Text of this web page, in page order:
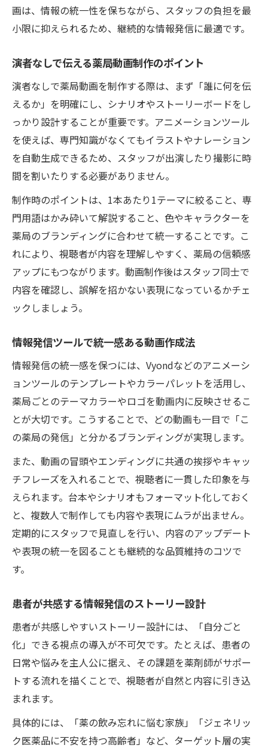
画は、情報の統一性を保ちながら、スタッフの負担を最
小限に抑えられるため、継続的な情報発信に最適です。
演者なしで伝える薬局動画制作のポイント
演者なしで薬局動画を制作する際は、まず「誰に何を伝
えるか」を明確にし、シナリオやストーリーボードをし
っかり設計することが重要です。アニメーションツール
を使えば、専門知識がなくてもイラストやナレーション
を自動生成できるため、スタッフが出演したり撮影に時
間を割いたりする必要がありません。
制作時のポイントは、1本あたり1テーマに絞ること、専
門用語はかみ砕いて解説すること、色やキャラクターを
薬局のブランディングに合わせて統一することです。こ
れにより、視聴者が内容を理解しやすく、薬局の信頼感
アップにもつながります。動画制作後はスタッフ同士で
内容を確認し、誤解を招かない表現になっているかチェ
ックしましょう。
情報発信ツールで統一感ある動画作成法
情報発信の統一感を保つには、Vyondなどのアニメーシ
ョンツールのテンプレートやカラーパレットを活用し、
薬局ごとのテーマカラーやロゴを動画内に反映させるこ
とが大切です。こうすることで、どの動画も一目で「こ
の薬局の発信」と分かるブランディングが実現します。
また、動画の冒頭やエンディングに共通の挨拶やキャッ
チフレーズを入れることで、視聴者に一貫した印象を与
えられます。台本やシナリオもフォーマット化しておく
と、複数人で制作しても内容や表現にムラが出ません。
定期的にスタッフで見直しを行い、内容のアップデート
や表現の統一を図ることも継続的な品質維持のコツで
す。
患者が共感する情報発信のストーリー設計
患者が共感しやすいストーリー設計には、「自分ごと
化」できる視点の導入が不可欠です。たとえば、患者の
日常や悩みを主人公に据え、その課題を薬剤師がサポー
トする流れを描くことで、視聴者が自然と内容に引き込
まれます。
具体的には、「薬の飲み忘れに悩む家族」「ジェネリッ
ク医薬品に不安を持つ高齢者」など、ターゲット層の実